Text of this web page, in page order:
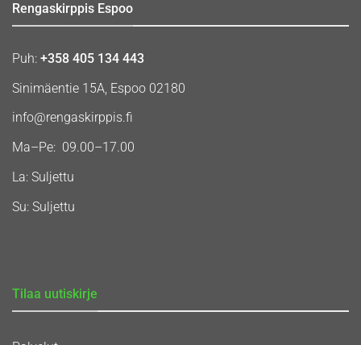
Rengaskirppis Espoo
Puh: +358 405 134 443
Sinimäentie 15A, Espoo 02180
info@rengaskirppis.fi
Ma–Pe: 09.00–17.00
La: Suljettu
Su: Suljettu
Tilaa uutiskirje